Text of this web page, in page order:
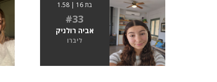
בת 16 | 1.58
#33
אביה רולניק
ליברו